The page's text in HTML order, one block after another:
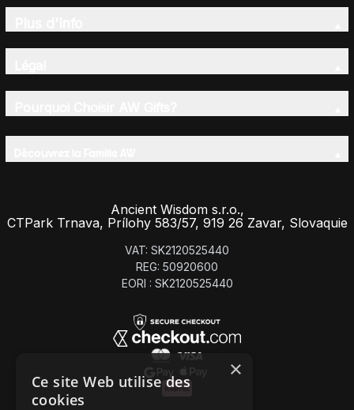
Ancient Wisdom s.r.o.,
CTPark Trnava, Prílohy 583/57, 919 26 Zavar, Slovaquie
VAT: SK2120525440
REG: 50920600
EORI : SK2120525440
×
Ce site Web utilise des
cookies